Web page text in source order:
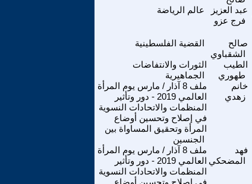
عالم الرياضة
عبد العزيز
فرج عزو
القضية الفلسطينية
صالح
الشقباوي
الثورات والانتفاضات
الجماهيرية
الطيب
طهوري
ملف 8 آذار / مارس يوم المرأة
العالمي 2019 - دور وتأثير
المنظمات والاتحادات النسوية
في إصلاح وتحسين أوضاع
المرأة وتحقيق المساواة بين
الجنسين
خانم
زهدي
ملف 8 آذار / مارس يوم المرأة
العالمي 2019 - دور وتأثير
المنظمات والاتحادات النسوية
في إصلاح وتحسين أوضاع
فهد
المضحكي